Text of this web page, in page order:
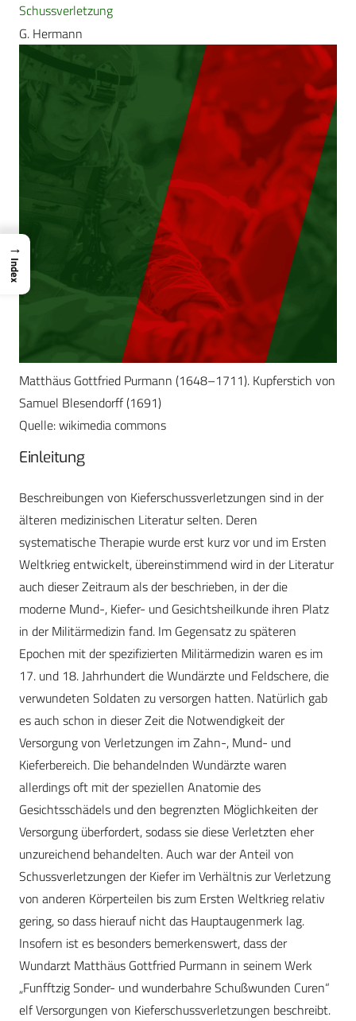
Schussverletzung
G. Hermann
Matthäus Gottfried Purmann (1648–1711). Kupferstich von
Samuel Blesendorff (1691)
Quelle: wikimedia commons
Einleitung
Beschreibungen von Kieferschussverletzungen sind in der
älteren medizinischen Literatur selten. Deren
systematische Therapie wurde erst kurz vor und im Ersten
Weltkrieg entwickelt, übereinstimmend wird in der Literatur
auch dieser Zeitraum als der beschrieben, in der die
moderne Mund-, Kiefer- und Gesichtsheilkunde ihren Platz
in der Militärmedizin fand. Im Gegensatz zu späteren
Epochen mit der spezifizierten Militärmedizin waren es im
17. und 18. Jahrhundert die Wundärzte und Feldschere, die
verwundeten Soldaten zu versorgen hatten. Natürlich gab
es auch schon in dieser Zeit die Notwendigkeit der
Versorgung von Verletzungen im Zahn-, Mund- und
Kieferbereich. Die behandelnden Wundärzte waren
allerdings oft mit der speziellen Anatomie des
Gesichtsschädels und den begrenzten Möglichkeiten der
Versorgung überfordert, sodass sie diese Verletzten eher
unzureichend behandelten. Auch war der Anteil von
Schussverletzungen der Kiefer im Verhältnis zur Verletzung
von anderen Körperteilen bis zum Ersten Weltkrieg relativ
gering, so dass hierauf nicht das Hauptaugenmerk lag.
Insofern ist es besonders bemerkenswert, dass der
Wundarzt Matthäus Gottfried Purmann in seinem Werk
„Funfftzig Sonder- und wunderbahre Schuß­wunden Curen“
elf Versorgungen von Kieferschussverletzungen beschreibt.
→
Index